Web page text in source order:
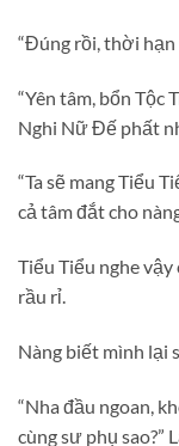
“Đúng rồi, thời hạn
“Yên tâm, bổn
Nghi Nữ Đế phất
“Ta sẽ mang Tiểu
cả tâm đắt cho
Tiểu Tiểu nghe
rầu rỉ.
Nàng biết mình lại
“Nha đầu ngoan,
cùng sư phụ sao?”